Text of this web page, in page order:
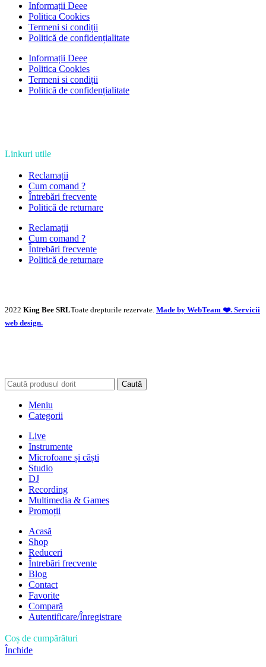
Informații Deee
Politica Cookies
Termeni si condiții
Politică de confidențialitate
Informații Deee
Politica Cookies
Termeni si condiții
Politică de confidențialitate
Linkuri utile
Reclamații
Cum comand ?
Întrebări frecvente
Politică de returnare
Reclamații
Cum comand ?
Întrebări frecvente
Politică de returnare
2022 King Bee SRLToate drepturile rezervate. Made by WebTeam ❤️. Servicii
web design.
Caută
Meniu
Categorii
Live
Instrumente
Microfoane și căști
Studio
DJ
Recording
Multimedia & Games
Promoții
Acasă
Shop
Reduceri
Întrebări frecvente
Blog
Contact
Favorite
Compară
Autentificare/Înregistrare
Coș de cumpărături
Închide